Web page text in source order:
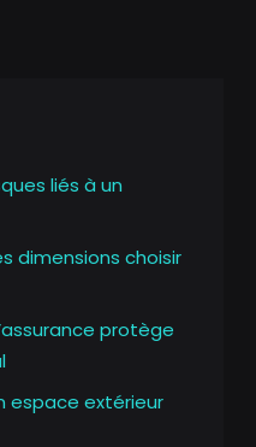
liés à un
dimensions choisir
protège
espace extérieur